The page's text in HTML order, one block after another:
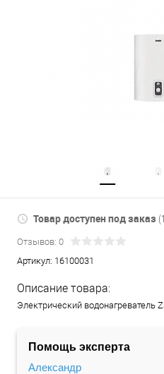
Товар доступен под заказ
Отзывов: 0
Артикул: 16100031
Описание товара:
Электрический водонагреватель
Помощь эксперта
Александр